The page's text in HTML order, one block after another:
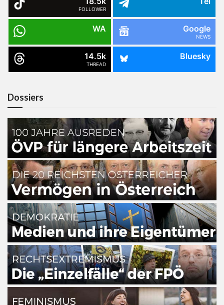
FOLLOWER
WA Google
NEWS
14.5k
THREAD
Bluesky
Dossiers